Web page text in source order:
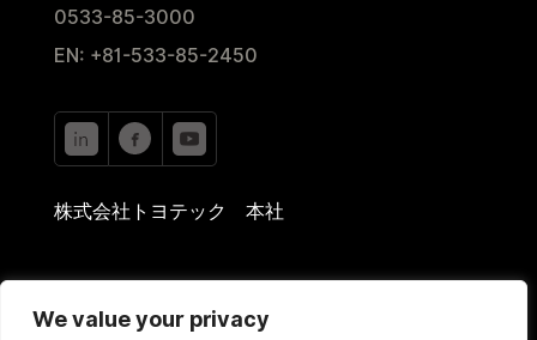
We value your privacy
0533-85-3000
EN: +81-533-85-2450
株式会社トヨテック 本社
愛知県豊川市西豊2-35